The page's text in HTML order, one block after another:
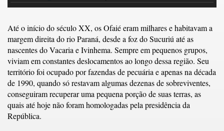
Até o início do século XX, os Ofaié eram milhares e habitavam a
margem direita do rio Paraná, desde a foz do Sucuriú até as
nascentes do Vacaria e Ivinhema. Sempre em pequenos grupos,
viviam em constantes deslocamentos ao longo dessa região. Seu
território foi ocupado por fazendas de pecuária e apenas na década
de 1990, quando só restavam algumas dezenas de sobreviventes,
conseguiram recuperar uma pequena porção de suas terras, as
quais até hoje não foram homologadas pela presidência da
República.